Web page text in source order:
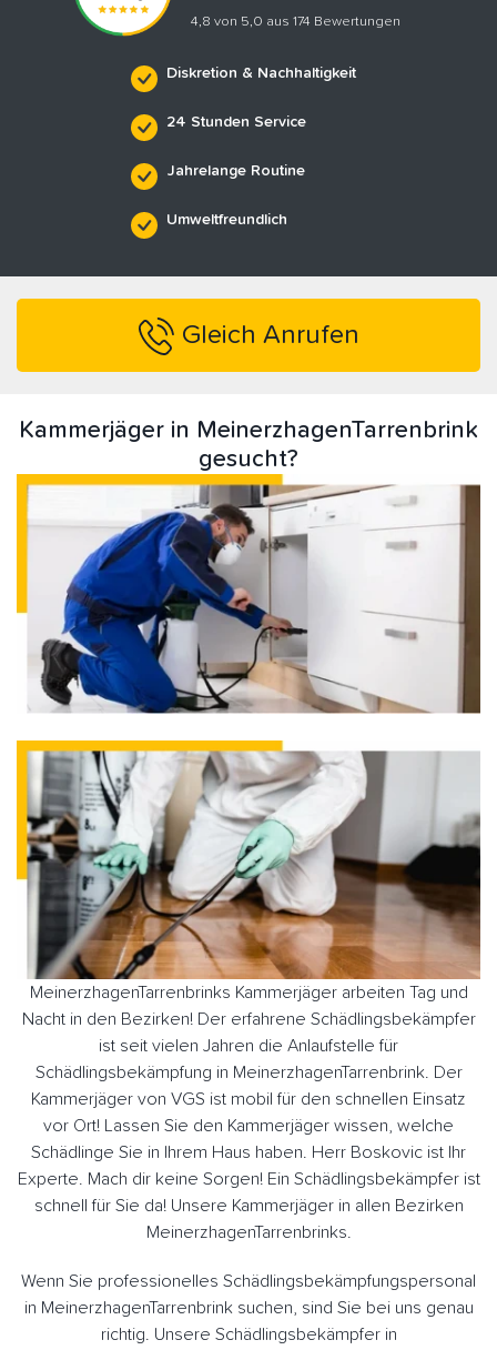
4,8 von 5,0 aus 174 Bewertungen
Diskretion & Nachhaltigkeit
24 Stunden Service
Jahrelange Routine
Umweltfreundlich
Gleich Anrufen
Kammerjäger in MeinerzhagenTarrenbrink
gesucht?
MeinerzhagenTarrenbrinks Kammerjäger arbeiten Tag und
Nacht in den Bezirken! Der erfahrene Schädlingsbekämpfer
ist seit vielen Jahren die Anlaufstelle für
Schädlingsbekämpfung in MeinerzhagenTarrenbrink. Der
Kammerjäger von VGS ist mobil für den schnellen Einsatz
vor Ort! Lassen Sie den Kammerjäger wissen, welche
Schädlinge Sie in Ihrem Haus haben. Herr Boskovic ist Ihr
Experte. Mach dir keine Sorgen! Ein Schädlingsbekämpfer ist
schnell für Sie da! Unsere Kammerjäger in allen Bezirken
MeinerzhagenTarrenbrinks.
Wenn Sie professionelles Schädlingsbekämpfungspersonal
in MeinerzhagenTarrenbrink suchen, sind Sie bei uns genau
richtig. Unsere Schädlingsbekämpfer in